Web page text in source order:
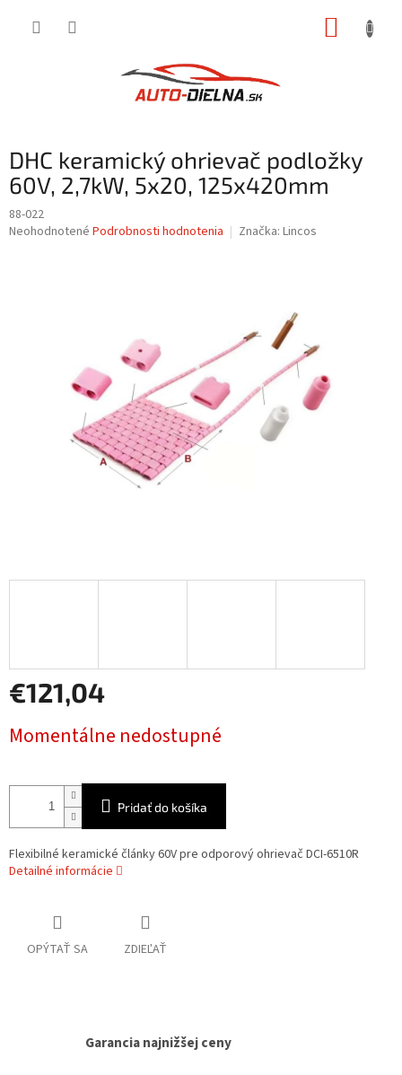
DHC keramický ohrievač podložky
60V, 2,7kW, 5x20, 125x420mm
88-022
Priemerné
Neohodnotené Podrobnosti hodnotenia Značka: Lincos
€121,04
cena:
Momentálne nedostupné
Pridať do košíka
Flexibilné keramické články 60V pre odporový ohrievač DCI-6510R
Detailné informácie
OPÝTAŤ SA ZDIEĽAŤ
Garancia najnižšej ceny